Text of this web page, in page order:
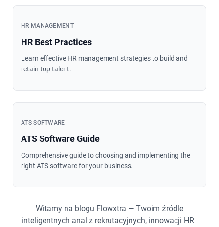
HR MANAGEMENT
HR Best Practices
Learn effective HR management strategies to build and
retain top talent.
ATS SOFTWARE
ATS Software Guide
Comprehensive guide to choosing and implementing the
right ATS software for your business.
Witamy na blogu Flowxtra — Twoim źródle
inteligentnych analiz rekrutacyjnych, innowacji HR i